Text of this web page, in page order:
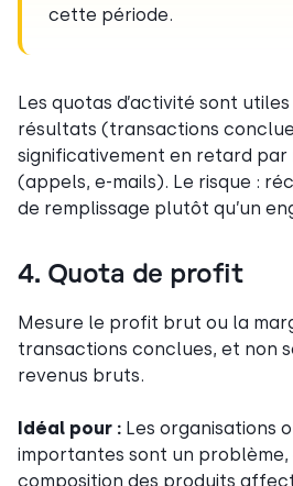
cette période.
Les quotas d’activité sont
résultats (transactions
significativement en retard
(appels, e-mails). Le risque :
de remplissage plutôt qu’un
4. Quota de profit
Mesure le profit brut ou la
transactions conclues, et non
revenus bruts.
Idéal pour : Les organisations
importantes sont un problème,
composition des produits